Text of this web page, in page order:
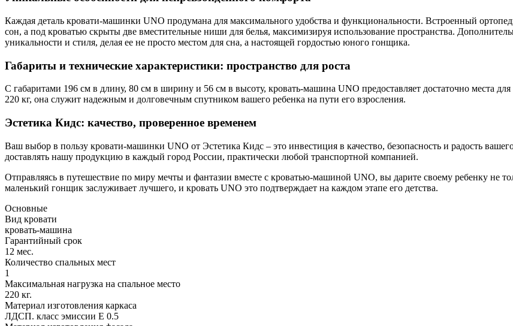
Каждая деталь кровати-машинки UNO продумана для максимального удобства и функциональности. Встроенный
сон, а под кроватью скрыты две вместительные ниши для белья, максимизируя использование пространства.
уникальности и стиля, делая ее не просто местом для сна, а настоящей гордостью юного гонщика.
Габариты и технические характеристики: пространство для роста
С габаритами 196 см в длину, 80 см в ширину и 56 см в высоту, кровать-машина UNO предоставляет достаточно места
220 кг, она служит надежным и долговечным спутником вашего ребенка на пути его взросления.
Эстетика Кидс: качество, проверенное временем
Ваш выбор в пользу кровати-машинки UNO от Эстетика Кидс – это инвестиция в качество, безопасность и радость
доставлять нашу продукцию в каждый город России, практически любой транспортной компанией.
Отправляясь в путешествие по миру мечты и фантазии вместе с кроватью-машиной UNO, вы дарите своему ребенку не
маленький гонщик заслуживает лучшего, и кровать UNO это подтверждает на каждом этапе его детства.
Основные
Вид кровати
кровать-машина
Гарантийный срок
12 мес.
Количество спальных мест
1
Максимальная нагрузка на спальное место
220 кг.
Материал изготовления каркаса
ЛДСП. класс эмиссии Е 0.5